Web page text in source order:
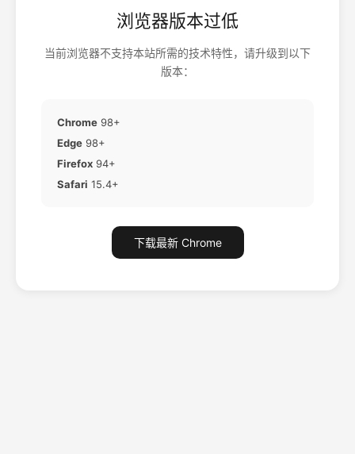
浏览器版本过低
当前浏览器不支持本站所需的技术特性，请升级到以下
版本：
Chrome 98+
Edge 98+
Firefox 94+
Safari 15.4+
下载最新 Chrome